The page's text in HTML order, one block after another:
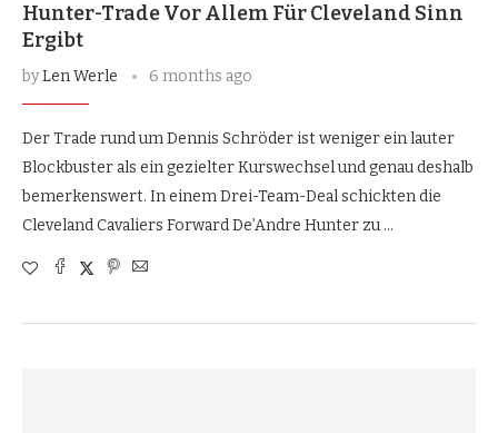
Hunter-Trade Vor Allem Für Cleveland Sinn
Ergibt
byLen Werle 6 months ago
Der Trade rund um Dennis Schröder ist weniger ein lauter
Blockbuster als ein gezielter Kurswechsel und genau deshalb
bemerkenswert. In einem Drei-Team-Deal schickten die
Cleveland Cavaliers Forward De’Andre Hunter zu …